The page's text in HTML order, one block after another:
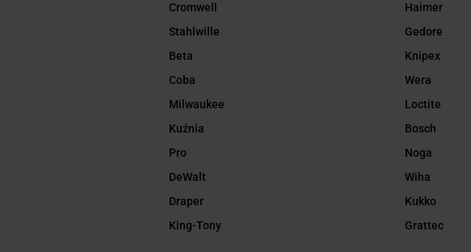
Cromwell
Stahlwille
Beta
Coba
Milwaukee
Kuźnia
Pro
DeWalt
Draper
King-Tony
Haimer
Gedore
Knipex
Wera
Loctite
Bosch
Noga
Wiha
Kukko
Grattec